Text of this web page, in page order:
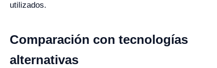
utilizados.
Comparación con tecnologías
alternativas